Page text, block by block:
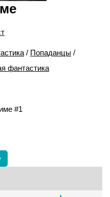
/ Попаданцы /
фантастика
#1